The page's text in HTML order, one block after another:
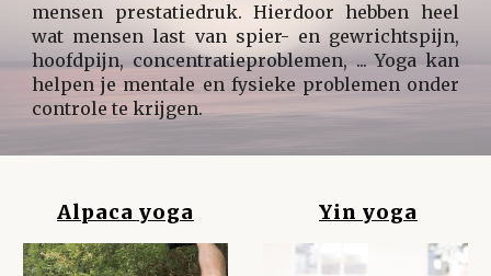
mensen prestatiedruk. Hierdoor hebben heel
wat mensen last van spier- en gewrichtspijn,
hoofdpijn, concentratieproblemen, ... Yoga kan
helpen je mentale en fysieke problemen onder
controle te krijgen.
Alpaca yoga Yin yoga